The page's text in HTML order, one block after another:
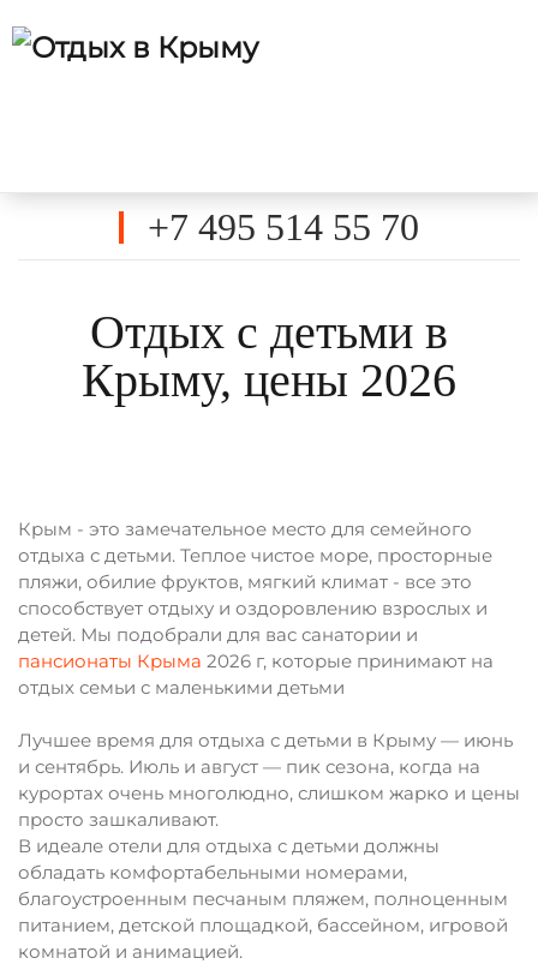
+7 495 514 55 70
Отдых с детьми в
Крыму, цены 2026
Крым - это замечательное место для семейного
отдыха с детьми. Теплое чистое море, просторные
пляжи, обилие фруктов, мягкий климат - все это
способствует отдыху и оздоровлению взрослых и
детей. Мы подобрали для вас санатории и
пансионаты Крыма 2026 г, которые принимают на
отдых семьи с маленькими детьми
Лучшее время для отдыха с детьми в Крыму — июнь
и сентябрь. Июль и август — пик сезона, когда на
курортах очень многолюдно, слишком жарко и цены
просто зашкаливают.
В идеале отели для отдыха с детьми должны
обладать комфортабельными номерами,
благоустроенным песчаным пляжем, полноценным
питанием, детской площадкой, бассейном, игровой
комнатой и анимацией.